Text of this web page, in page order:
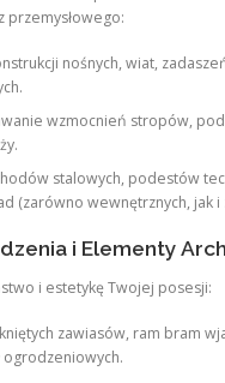
przemysłowego:
nośnych, wiat,
wzmocnień stropów,
stalowych, podestów
(zarówno wewnętrznych, jak i
i Elementy
i estetykę Twojej posesji:
zawiasów, ram bram
ogrodzeniowych.